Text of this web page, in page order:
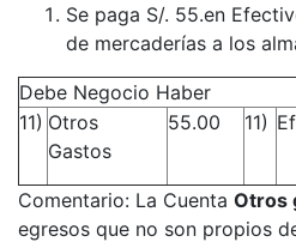
Se paga S/. 55.en
de mercaderías a los
Debe Negocio Haber
11) Otros
Gastos
55.00 11)
Comentario: La Cuenta Otros
egresos que no son propios